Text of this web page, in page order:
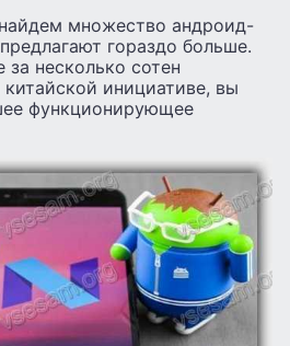
множество андроид-
гораздо больше.
несколько сотен
инициативе, вы
функционирующее